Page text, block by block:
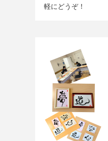
軽にどうぞ！